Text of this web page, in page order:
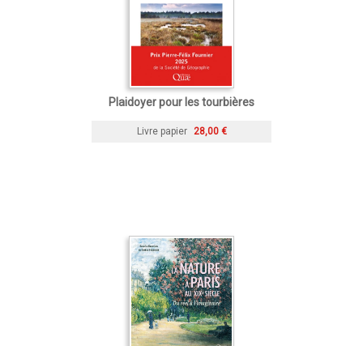
Plaidoyer pour les tourbières
Livre papier 28,00 €